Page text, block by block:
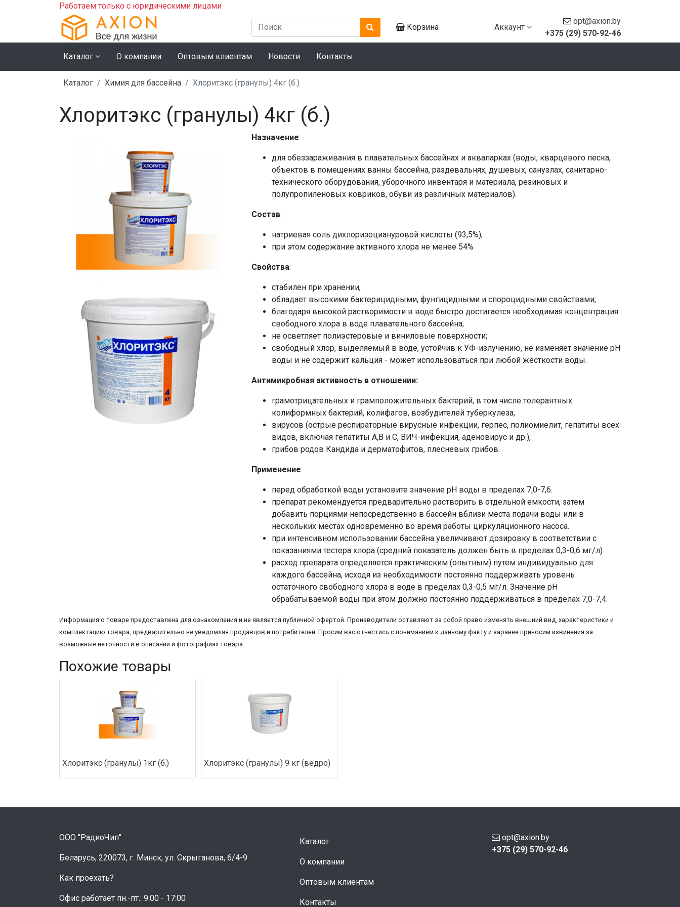
Работаем только с юридическими лицами
Корзина Аккаунт
opt@axion.by
+375 (29) 570-92-46
Каталог О компании Оптовым клиентам Новости Контакты
Каталог Химия для бассейна Хлоритэкс (гранулы) 4кг (б.)
Хлоритэкс (гранулы) 4кг (б.)
Назначение:
для обеззараживания в плавательных бассейнах и аквапарках (воды, кварцевого песка,
объектов в помещениях ванны бассейна, раздевальнях, душевых, санузлах, санитарно-
технического оборудования, уборочного инвентаря и материала, резиновых и
полупропиленовых ковриков, обуви из различных материалов).
Состав:
натриевая соль дихлоризоциануровой кислоты (93,5%),
при этом содержание активного хлора не менее 54%
Свойства:
стабилен при хранении,
обладает высокими бактерицидными, фунгицидными и спороцидными свойствами;
благодаря высокой растворимости в воде быстро достигается необходимая концентрация
свободного хлора в воде плавательного бассейна;
не осветляет полиэстеровые и виниловые поверхности;
свободный хлор, выделяемый в воде, устойчив к УФ-излучению, не изменяет значение рН
воды и не содержит кальция - может использоваться при любой жёсткости воды.
Антимикробная активность в отношении:
грамотрицательных и грамположительных бактерий, в том числе толерантных
колиформных бактерий, колифагов, возбудителей туберкулеза,
вирусов (острые респираторные вирусные инфекции, герпес, полиомиелит, гепатиты всех
видов, включая гепатиты А,В и С, ВИЧ-инфекция, аденовирус и др.),
грибов родов Кандида и дерматофитов, плесневых грибов.
Применение:
перед обработкой воды установите значение рН воды в пределах 7,0-7,6.
препарат рекомендуется предварительно растворить в отдельной емкости, затем
добавить порциями непосредственно в бассейн вблизи места подачи воды или в
нескольких местах одновременно во время работы циркуляционного насоса.
при интенсивном использовании бассейна увеличивают дозировку в соответствии с
показаниями тестера хлора (средний показатель должен быть в пределах 0,3-0,6 мг/л).
расход препарата определяется практическим (опытным) путем индивидуально для
каждого бассейна, исходя из необходимости постоянно поддерживать уровень
остаточного свободного хлора в воде в пределах 0,3-0,5 мг/л. Значение рН
обрабатываемой воды при этом должно постоянно поддерживаться в пределах 7,0-7,4.
Информация о товаре предоставлена для ознакомления и не является публичной офертой. Производители оставляют за собой право изменять внешний вид, характеристики и
комплектацию товара, предварительно не уведомляя продавцов и потребителей. Просим вас отнестись с пониманием к данному факту и заранее приносим извинения за
возможные неточности в описании и фотографиях товара.
Похожие товары
Хлоритэкс (гранулы) 1кг (б.) Хлоритэкс (гранулы) 9 кг (ведро)
ООО "РадиоЧип"
Беларусь, 220073, г. Минск, ул. Скрыганова, 6/4-9
Как проехать?
Офис работает пн.-пт.: 9:00 - 17:00
Каталог
О компании
Оптовым клиентам
Контакты
opt@axion.by
+375 (29) 570-92-46